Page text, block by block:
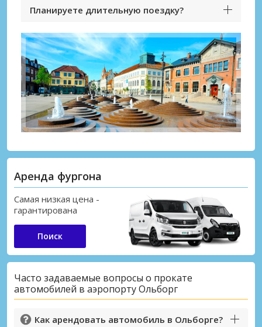
Планируете длительную поездку?
Аренда фургона
Самая низкая цена -
гарантирована
Поиск
Часто задаваемые вопросы о прокате
автомобилей в аэропорту Ольборг
Как арендовать автомобиль в Ольборге?